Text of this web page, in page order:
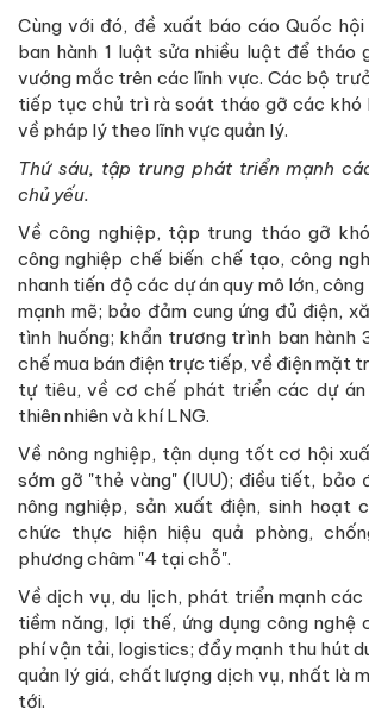
Cùng với đó, đề xuất báo cáo Quốc
ban hành 1 luật sửa nhiều luật để tháo
vướng mắc trên các lĩnh vực. Các bộ
tiếp tục chủ trì rà soát tháo gỡ các khó
về pháp lý theo lĩnh vực quản lý.
Thứ sáu, tập trung phát triển mạnh
chủ yếu.
Về công nghiệp, tập trung tháo gỡ
công nghiệp chế biến chế tạo, công
nhanh tiến độ các dự án quy mô lớn,
mạnh mẽ; bảo đảm cung ứng đủ điện,
tình huống; khẩn trương trình ban hành
chế mua bán điện trực tiếp, về điện mặt
tự tiêu, về cơ chế phát triển các dự án
thiên nhiên và khí LNG.
Về nông nghiệp, tận dụng tốt cơ hội
sớm gỡ "thẻ vàng" (IUU); điều tiết, bảo
nông nghiệp, sản xuất điện, sinh hoạt
chức thực hiện hiệu quả phòng,
phương châm "4 tại chỗ".
Về dịch vụ, du lịch, phát triển mạnh các
tiềm năng, lợi thế, ứng dụng công nghệ
phí vận tải, logistics; đẩy mạnh thu hút
quản lý giá, chất lượng dịch vụ, nhất là
tới.